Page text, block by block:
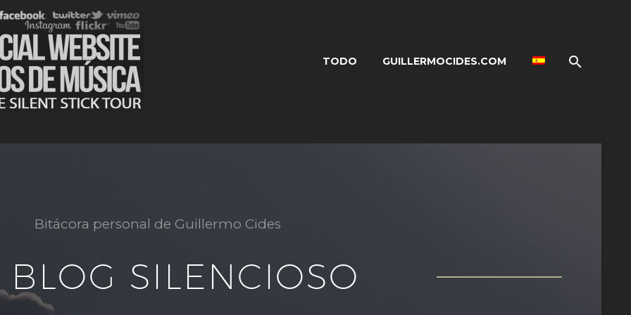
TODO GUILLERMOCIDES.COM
Bitácora personal de Guillermo Cides
BLOG SILENCIOSO